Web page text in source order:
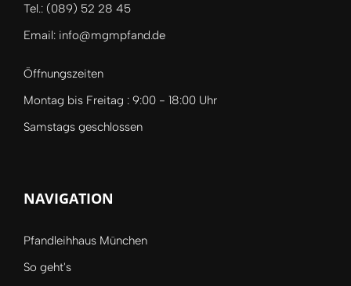
Tel.: (089) 52 28 45
Email: info@mgmpfand.de
Öffnungszeiten
Montag bis Freitag : 9:00 - 18:00 Uhr
Samstags geschlossen
NAVIGATION
Pfandleihhaus München
So geht's